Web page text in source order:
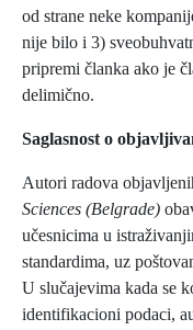
od strane neke
nije bilo i 3)
pripremi članka ako je
delimično.
Saglasnost o
Autori radova
Sciences (Belgrade)
učesnicima u
standardima, uz
U slučajevima kada se
identifikacioni podaci,